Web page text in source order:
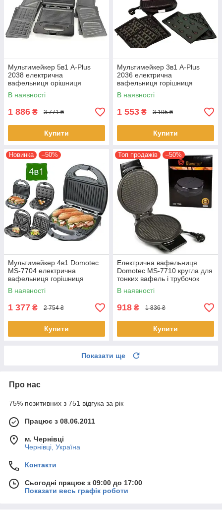
Мультимейкер 5в1 A-Plus
2038 електрична
вафельниця орішниця
бутербродниця сендвічниця
мультипекар
В наявності
1 886 ₴ 3 771 ₴
Купити
Мультимейкер 3в1 A-Plus
2036 електрична
вафельниця горішниця
бутербродниця сендвічниця
В наявності
1 553 ₴ 3 105 ₴
Купити
Новинка –50%
Мультимейкер 4в1 Domotec
MS-7704 електрична
вафельниця горішниця
сендвічниця бутербродниця
бельгійська вафля
В наявності
1 377 ₴ 2 754 ₴
Купити
Топ продажів –50%
Електрична вафельниця
Domotec MS-7710 кругла для
тонких вафель і трубочок
бельгійська вафля
В наявності
918 ₴ 1 836 ₴
Купити
Показати ще
Про нас
75% позитивних з 751 відгука за рік
Працює з 08.06.2011
м. Чернівці
Чернівці, Україна
Контакти
Сьогодні працює з 09:00 до 17:00
Показати весь графік роботи